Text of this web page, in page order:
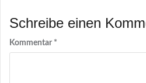
Schreibe einen
Kommentar *